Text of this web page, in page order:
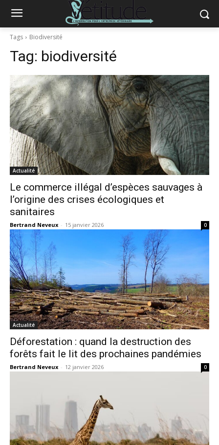
Tags Biodiversité
Tag: biodiversité
Actualité
Le commerce illégal d’espèces sauvages à
l’origine des crises écologiques et
sanitaires
Bertrand Neveux - 15 janvier 2026 0
Actualité
Déforestation : quand la destruction des
forêts fait le lit des prochaines pandémies
Bertrand Neveux - 12 janvier 2026 0